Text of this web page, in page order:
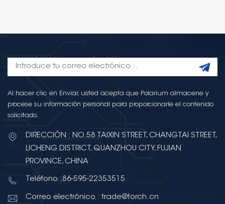
Al hacer clic en Enviar, usted acepta que Polarium almacene y
procese su información personal para proporcionarle el contenido
solicitado.
DIRECCIÓN : NO.58 TAIXIN STREET, CHANGTAI STREET,
LICHENG DISTRICT, QUANZHOU CITY, FUJIAN
PROVINCE, CHINA
Teléfono :86-595-22353515
Correo electrónico : trade@torch.cn